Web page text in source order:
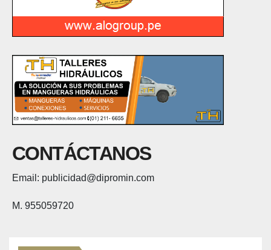
CONTÁCTANOS
Email: publicidad@dipromin.com
M. 955059720